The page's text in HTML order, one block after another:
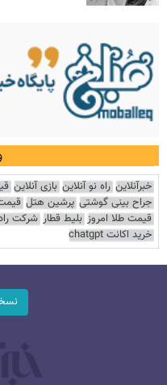
خبرآنلاین راه نو آنلاین بازی آنلاین
جراح بینی گوشتی پرشین هتل
قیمت طلا امروز بلیط قطار شرکت
خرید اکانت chatgpt